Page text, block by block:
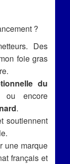
?
Des
foie gras
du
ou encore
.
soutiennent
une marque
français et